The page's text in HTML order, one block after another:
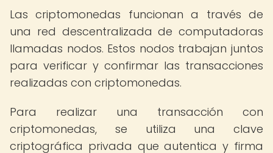
Las criptomonedas funcionan a través de
una red descentralizada de computadoras
llamadas nodos. Estos nodos trabajan juntos
para verificar y confirmar las transacciones
realizadas con criptomonedas.
Para realizar una transacción con
criptomonedas, se utiliza una clave
criptográfica privada que autentica y firma